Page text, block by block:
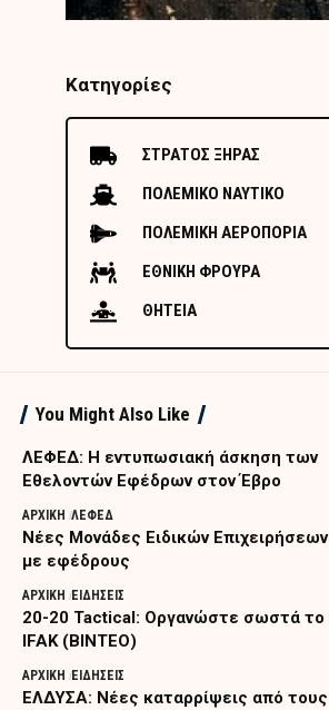
Κατηγορίες
ΣΤΡΑΤΟΣ ΞΗΡΑΣ
ΠΟΛΕΜΙΚΟ ΝΑΥΤΙΚΟ
ΠΟΛΕΜΙΚΗ ΑΕΡΟΠΟΡΙΑ
ΕΘΝΙΚΗ ΦΡΟΥΡΑ
ΘΗΤΕΙΑ
You Might Also Like
ΛΕΦΕΔ: Η εντυπωσιακή άσκηση των
Εθελοντών Εφέδρων στον Έβρο
ΑΡΧΙΚΗ ΛΕΦΕΔ
Nέες Μονάδες Ειδικών Επιχειρήσεων
με εφέδρους
ΑΡΧΙΚΗ ΕΙΔΗΣΕΙΣ
20-20 Tactical: Οργανώστε σωστά το
IFAK (ΒΙΝΤΕΟ)
ΑΡΧΙΚΗ ΕΙΔΗΣΕΙΣ
ΕΛΔΥΣΑ: Νέες καταρρίψεις από τους